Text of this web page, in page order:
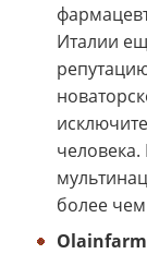
Италии
более
Olainfarm